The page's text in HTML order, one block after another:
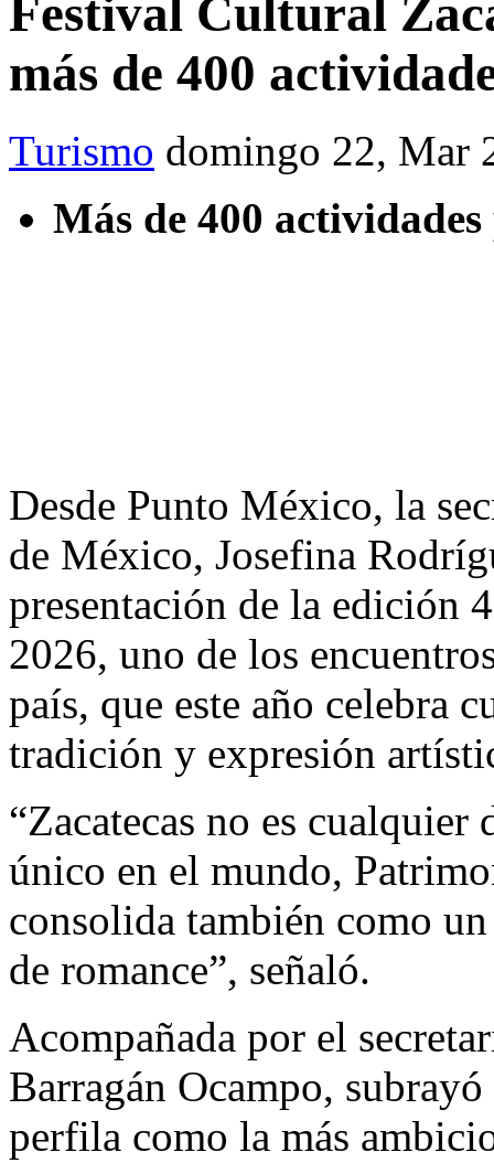
Festival Cultural
más de 400
Turismo domingo 22, Mar
Más de 400
Desde Punto México, la
de México, Josefina
presentación de la edición
2026, uno de los
país, que este año celebra
tradición y expresión
“Zacatecas no es
único en el mundo,
consolida también como
de romance”, señaló.
Acompañada por el
Barragán Ocampo,
perfila como la más